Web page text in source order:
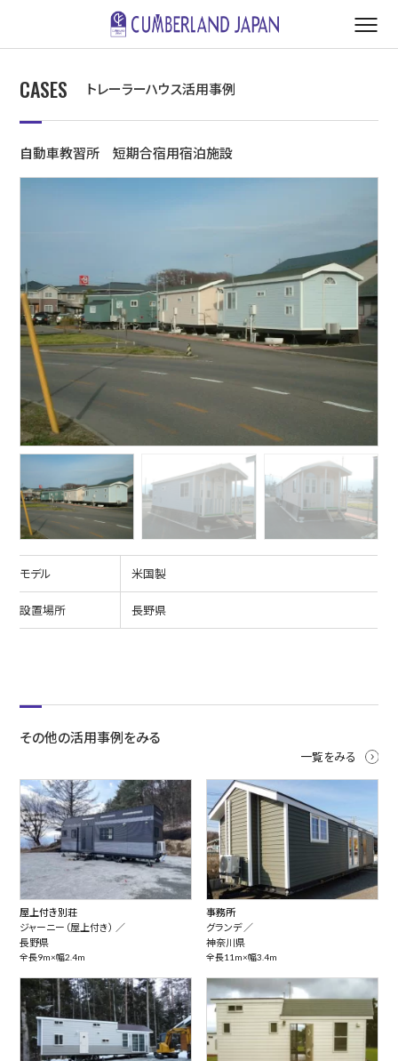
CASES トレーラーハウス活用事例
自動車教習所 短期合宿用宿泊施設
モデル 米国製
設置場所 長野県
その他の活用事例をみる
一覧をみる
屋上付き別荘
ジャーニー（屋上付き） ／
長野県
全長9m×幅2.4m
事務所
グランデ ／
神奈川県
全長11m×幅3.4m